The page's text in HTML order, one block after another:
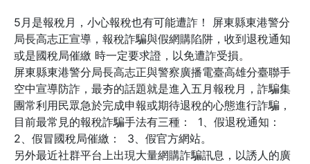
5月是報稅月，小心報稅也有可能遭詐！ 屏東縣東港警分
局長高志正宣導，報稅詐騙與假網購陷阱，收到退稅通知
或是國稅局催繳 時一定要求證，以免遭詐受損。
屏東縣東港警分局長高志正與警察廣播電臺高雄分臺聯手
空中宣導防詐，最夯的話題就是進入五月報稅月，詐騙集
團常利用民眾急於完成申報或期待退稅的心態進行詐騙，
目前最常見的報稅詐騙手法有三種： 1、假退稅通知：
2、假冒國稅局催繳： 3、假官方網站。
另外最近社群平台上出現大量網購詐騙訊息，以誘人的廣